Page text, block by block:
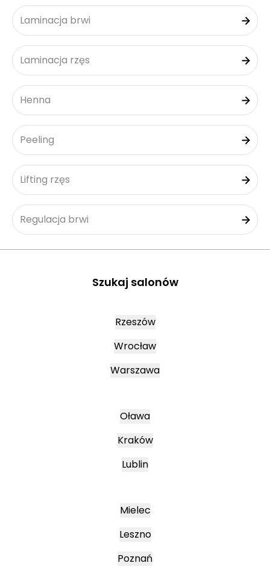
Laminacja brwi
Laminacja rzęs
Henna
Peeling
Lifting rzęs
Regulacja brwi
Szukaj salonów
Rzeszów
Wrocław
Warszawa
Oława
Kraków
Lublin
Mielec
Leszno
Poznań